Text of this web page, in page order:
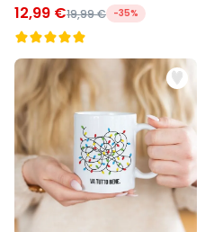
12,99 €19,99 € -35%